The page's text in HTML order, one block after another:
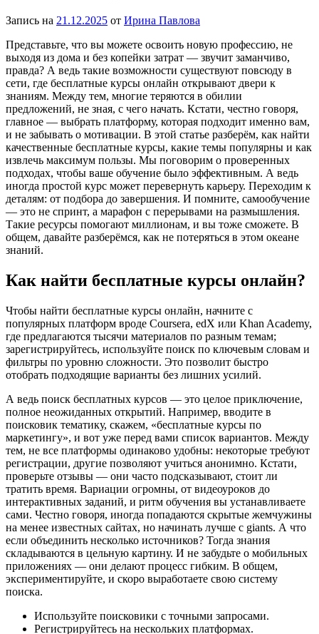
Запись на 21.12.2025 от Ирина Павлова
Представьте, что вы можете освоить новую профессию, не
выходя из дома и без копейки затрат — звучит заманчиво,
правда? А ведь такие возможности существуют повсюду в
сети, где бесплатные курсы онлайн открывают двери к
знаниям. Между тем, многие теряются в обилии
предложений, не зная, с чего начать. Кстати, честно говоря,
главное — выбрать платформу, которая подходит именно вам,
и не забывать о мотивации. В этой статье разберём, как найти
качественные бесплатные курсы, какие темы популярны и как
извлечь максимум пользы. Мы поговорим о проверенных
подходах, чтобы ваше обучение было эффективным. А ведь
иногда простой курс может перевернуть карьеру. Переходим к
деталям: от подбора до завершения. И помните, самообучение
— это не спринт, а марафон с перерывами на размышления.
Такие ресурсы помогают миллионам, и вы тоже сможете. В
общем, давайте разберёмся, как не потеряться в этом океане
знаний.
Как найти бесплатные курсы онлайн?
Чтобы найти бесплатные курсы онлайн, начните с
популярных платформ вроде Coursera, edX или Khan Academy,
где предлагаются тысячи материалов по разным темам;
зарегистрируйтесь, используйте поиск по ключевым словам и
фильтры по уровню сложности. Это позволит быстро
отобрать подходящие варианты без лишних усилий.
А ведь поиск бесплатных курсов — это целое приключение,
полное неожиданных открытий. Например, вводите в
поисковик тематику, скажем, «бесплатные курсы по
маркетингу», и вот уже перед вами список вариантов. Между
тем, не все платформы одинаково удобны: некоторые требуют
регистрации, другие позволяют учиться анонимно. Кстати,
проверьте отзывы — они часто подсказывают, стоит ли
тратить время. Вариации огромны, от видеоуроков до
интерактивных заданий, и ритм обучения вы устанавливаете
сами. Честно говоря, иногда попадаются скрытые жемчужины
на менее известных сайтах, но начинать лучше с giants. А что
если объединить несколько источников? Тогда знания
складываются в цельную картину. И не забудьте о мобильных
приложениях — они делают процесс гибким. В общем,
экспериментируйте, и скоро выработаете свою систему
поиска.
Используйте поисковики с точными запросами.
Регистрируйтесь на нескольких платформах.